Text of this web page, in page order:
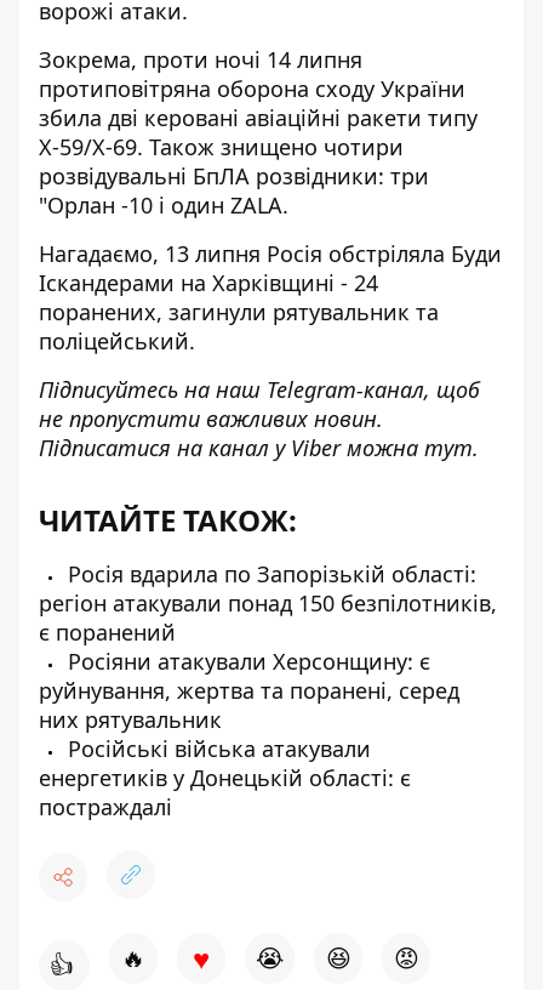
ворожі атаки.
Зокрема, проти ночі 14 липня
протиповітряна оборона сходу України
збила дві керовані авіаційні ракети типу
Х-59/Х-69. Також знищено чотири
розвідувальні БпЛА розвідники: три
"Орлан -10 і один ZALA.
Нагадаємо, 13 липня Росія обстріляла Буди
Іскандерами на Харківщині - 24
поранених, загинули рятувальник та
поліцейський.
Підписуйтесь на наш Telegram-канал, щоб
не пропустити важливих новин.
Підписатися на канал у Viber можна тут.
ЧИТАЙТЕ ТАКОЖ:
Росія вдарила по Запорізькій області:
регіон атакували понад 150 безпілотників,
є поранений
Росіяни атакували Херсонщину: є
руйнування, жертва та поранені, серед
них рятувальник
Російські війська атакували
енергетиків у Донецькій області: є
постраждалі
👍 🔥 ♥ 😭 😆 😡